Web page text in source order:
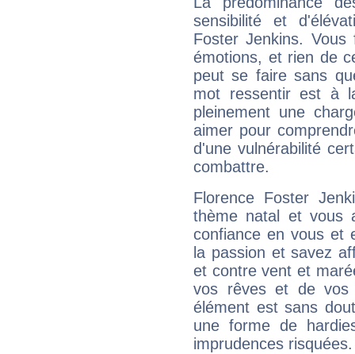
sensibilité et
Foster Jenkins.
émotions, et rien de
peut se faire sans
mot ressentir est à
pleinement une
aimer pour
d'une vulnérabilité
combattre.
Florence Foster
thème natal et vous
confiance en vous et
la passion et savez
et contre vent et
vos rêves et de vos
élément est sans
une forme de
imprudences risquées.